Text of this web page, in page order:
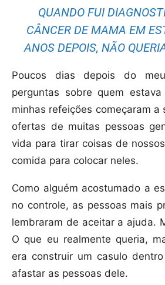
QUANDO FUI
CÂNCER DE MAMA EM
ANOS DEPOIS, NÃO
Poucos dias depois do
perguntas sobre quem
minhas refeições começaram a
ofertas de muitas pessoas
vida para tirar coisas de
comida para colocar neles.
Como alguém acostumado a
no controle, as pessoas mais
lembraram de aceitar a ajuda.
O que eu realmente queria,
era construir um casulo
afastar as pessoas dele.